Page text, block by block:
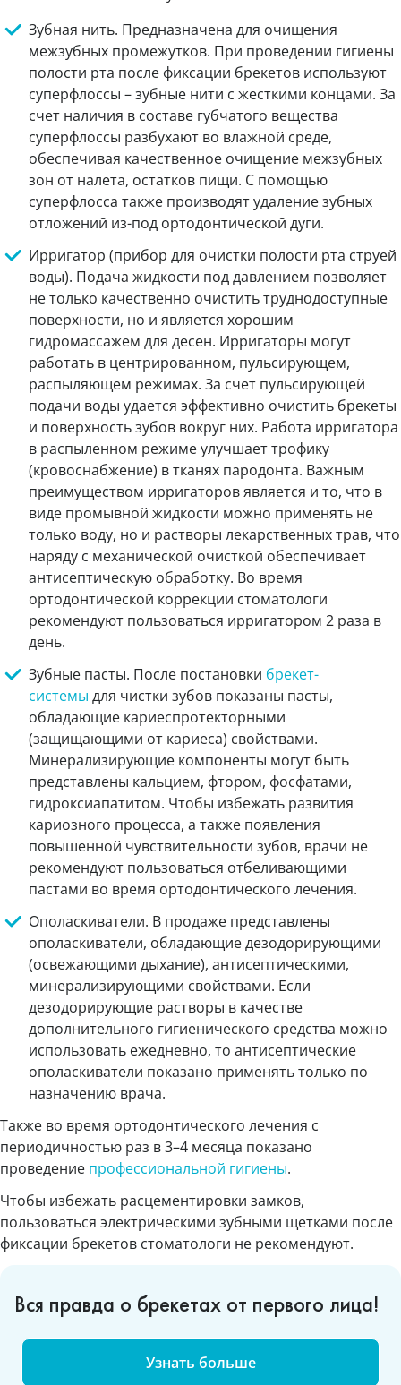
Зубная нить. Предназначена для очищения
межзубных промежутков. При проведении гигиены
полости рта после фиксации брекетов используют
суперфлоссы – зубные нити с жесткими концами. За
счет наличия в составе губчатого вещества
суперфлоссы разбухают во влажной среде,
обеспечивая качественное очищение межзубных
зон от налета, остатков пищи. С помощью
суперфлосса также производят удаление зубных
отложений из-под ортодонтической дуги.
Ирригатор (прибор для очистки полости рта струей
воды). Подача жидкости под давлением позволяет
не только качественно очистить труднодоступные
поверхности, но и является хорошим
гидромассажем для десен. Ирригаторы могут
работать в центрированном, пульсирующем,
распыляющем режимах. За счет пульсирующей
подачи воды удается эффективно очистить брекеты
и поверхность зубов вокруг них. Работа ирригатора
в распыленном режиме улучшает трофику
(кровоснабжение) в тканях пародонта. Важным
преимуществом ирригаторов является и то, что в
виде промывной жидкости можно применять не
только воду, но и растворы лекарственных трав, что
наряду с механической очисткой обеспечивает
антисептическую обработку. Во время
ортодонтической коррекции стоматологи
рекомендуют пользоваться ирригатором 2 раза в
день.
Зубные пасты. После постановки брекет-
системы для чистки зубов показаны пасты,
обладающие кариеспротекторными
(защищающими от кариеса) свойствами.
Минерализирующие компоненты могут быть
представлены кальцием, фтором, фосфатами,
гидроксиапатитом. Чтобы избежать развития
кариозного процесса, а также появления
повышенной чувствительности зубов, врачи не
рекомендуют пользоваться отбеливающими
пастами во время ортодонтического лечения.
Ополаскиватели. В продаже представлены
ополаскиватели, обладающие дезодорирующими
(освежающими дыхание), антисептическими,
минерализирующими свойствами. Если
дезодорирующие растворы в качестве
дополнительного гигиенического средства можно
использовать ежедневно, то антисептические
ополаскиватели показано применять только по
назначению врача.
Также во время ортодонтического лечения с
периодичностью раз в 3–4 месяца показано
проведение профессиональной гигиены.
Чтобы избежать расцементировки замков,
пользоваться электрическими зубными щетками после
фиксации брекетов стоматологи не рекомендуют.
Вся правда о брекетах от первого лица!
Узнать больше